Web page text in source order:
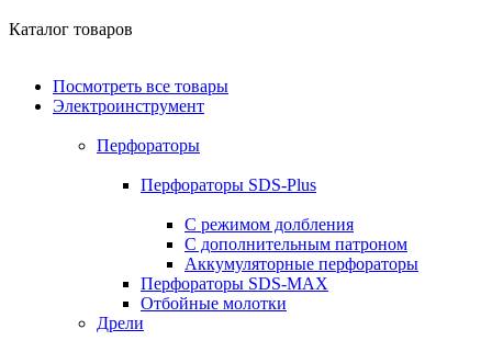
Каталог товаров
Посмотреть все товары
Электроинструмент
Перфораторы
Перфораторы SDS-Plus
С режимом долбления
С дополнительным патроном
Аккумуляторные перфораторы
Перфораторы SDS-MAX
Отбойные молотки
Дрели